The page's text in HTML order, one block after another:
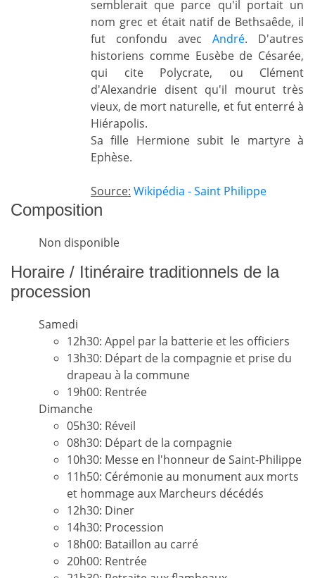
semblerait que parce qu'il portait un
nom grec et était natif de Bethsaêde, il
fut confondu avec André. D'autres
historiens comme Eusèbe de Césarée,
qui cite Polycrate, ou Clément
d'Alexandrie disent qu'il mourut très
vieux, de mort naturelle, et fut enterré à
Hiérapolis.
Sa fille Hermione subit le martyre à
Ephèse.
Source: Wikipédia - Saint Philippe
Composition
Non disponible
Horaire / Itinéraire traditionnels de la
procession
Samedi
12h30: Appel par la batterie et les officiers
13h30: Départ de la compagnie et prise du
drapeau à la commune
19h00: Rentrée
Dimanche
05h30: Réveil
08h30: Départ de la compagnie
10h30: Messe en l'honneur de Saint-Philippe
11h50: Cérémonie au monument aux morts
et hommage aux Marcheurs décédés
12h30: Diner
14h30: Procession
18h00: Bataillon au carré
20h00: Rentrée